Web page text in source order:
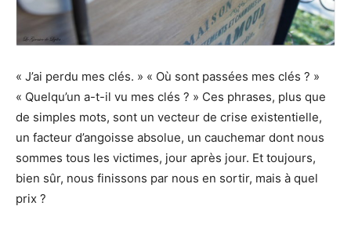
« J’ai perdu mes clés. » « Où sont passées mes clés ? »
« Quelqu’un a-t-il vu mes clés ? » Ces phrases, plus que
de simples mots, sont un vecteur de crise existentielle,
un facteur d’angoisse absolue, un cauchemar dont nous
sommes tous les victimes, jour après jour. Et toujours,
bien sûr, nous finissons par nous en sortir, mais à quel
prix ?